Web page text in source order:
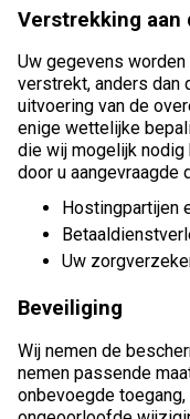
Verstrekking aan
Uw gegevens
verstrekt, anders dan
uitvoering van de
enige wettelijke
die wij mogelijk nodig
door u aangevraagde
Hostingpartijen
Uw
Beveiliging
Wij nemen de
nemen passende
onbevoegde